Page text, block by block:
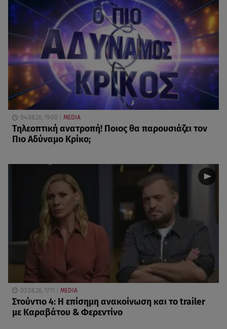
04.08.26, 19:00 MEDIA
Τηλεοπτική ανατροπή! Ποιος θα παρουσιάζει τον
Πιο Αδύναμο Κρίκο;
03.08.26, 17:11 MEDIA
Στούντιο 4: Η επίσημη ανακοίνωση και το trailer
με Καραβάτου & Φερεντίνο